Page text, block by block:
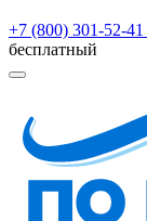
+7 (800) 301-52-41
бесплатный